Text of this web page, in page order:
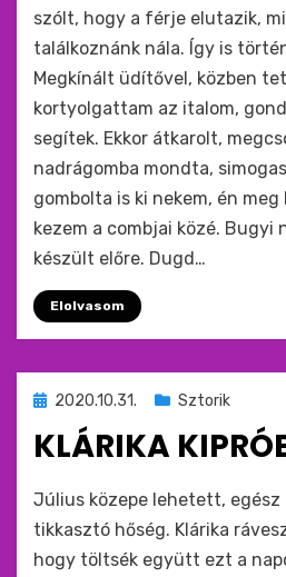
szólt, hogy a férje elutazik,
találkoznánk nála. Így is
Megkínált üdítővel, közben
kortyolgattam az italom,
segítek. Ekkor átkarolt,
nadrágomba mondta,
gombolta is ki nekem, én
kezem a combjai közé. Bugyi
készült előre. Dugd…
Elolvasom
Beküldve
2020.10.31. Sztorik
KLÁRIKA
by monkey
Július közepe lehetett, egész
tikkasztó hőség. Klárika
hogy töltsék együtt ezt a